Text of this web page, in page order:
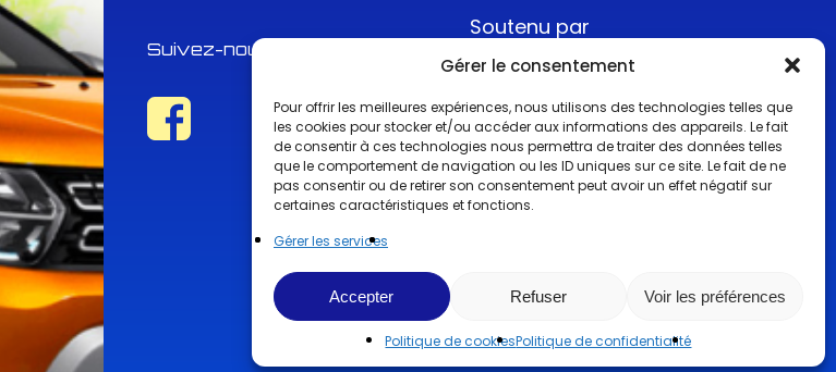
Gérer le consentement
Pour offrir les meilleures expériences, nous utilisons des technologies telles que
les cookies pour stocker et/ou accéder aux informations des appareils. Le fait
de consentir à ces technologies nous permettra de traiter des données telles
que le comportement de navigation ou les ID uniques sur ce site. Le fait de ne
pas consentir ou de retirer son consentement peut avoir un effet négatif sur
certaines caractéristiques et fonctions.
Gérer les services
Accepter Refuser Voir les préférences
Politique de cookiesPolitique de confidentialité
Suivez-nous !
Soutenu par
@2022CopyrightTurboCar